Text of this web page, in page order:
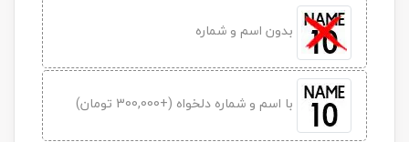
بدون اسم و شماره
با اسم و شماره دلخواه (+300,000 تومان)